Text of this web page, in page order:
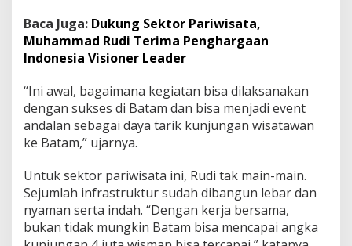
Baca Juga: Dukung Sektor Pariwisata,
Muhammad Rudi Terima Penghargaan
Indonesia Visioner Leader
“Ini awal, bagaimana kegiatan bisa dilaksanakan
dengan sukses di Batam dan bisa menjadi event
andalan sebagai daya tarik kunjungan wisatawan
ke Batam,” ujarnya.
Untuk sektor pariwisata ini, Rudi tak main-main.
Sejumlah infrastruktur sudah dibangun lebar dan
nyaman serta indah. “Dengan kerja bersama,
bukan tidak mungkin Batam bisa mencapai angka